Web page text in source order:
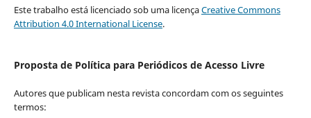
Este trabalho está licenciado sob uma licençaCreative Commons
Attribution 4.0 International License.
Proposta de Política para Periódicos de Acesso Livre
Autores que publicam nesta revista concordam com os seguintes
termos: